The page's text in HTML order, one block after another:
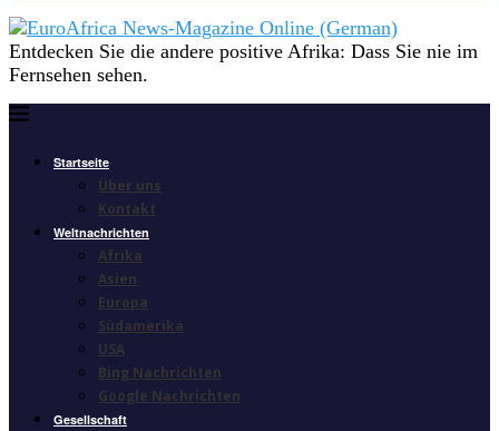
Entdecken Sie die andere positive Afrika: Dass Sie nie im
Fernsehen sehen.
Startseite
Über uns
Kontakt
Weltnachrichten
Afrika
Asien
Europa
Südamerika
USA
Bing Nachrichten
Google Nachrichten
Gesellschaft